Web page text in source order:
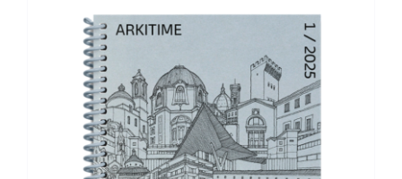
AGGIUNGI AL CARRELLO / DETTAGLI